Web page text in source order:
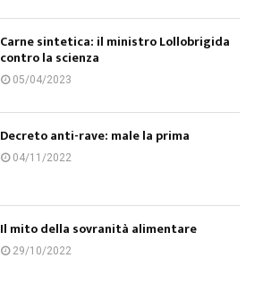
Carne sintetica: il ministro Lollobrigida
contro la scienza
05/04/2023
Decreto anti-rave: male la prima
04/11/2022
Il mito della sovranità alimentare
29/10/2022